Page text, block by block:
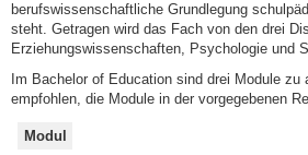
berufswissenschaftliche Grundlegung
steht. Getragen wird das Fach von den drei
Erziehungswissenschaften, Psychologie und
Im Bachelor of Education sind drei Module zu
empfohlen, die Module in der vorgegebenen
Modul